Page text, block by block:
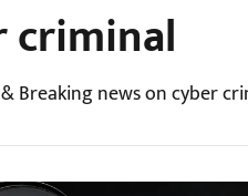
criminal
Breaking news on cyber